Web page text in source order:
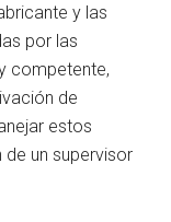
y las
por las
competente,
de
estos
un supervisor